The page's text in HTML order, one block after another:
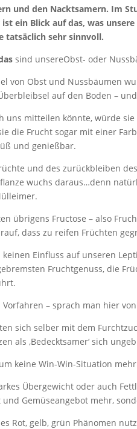
und den Nacktsamern. Im
ein Blick auf das, was
tatsäclich sehr sinnvoll.
sind unsereObst- oder
von Obst und Nussbäumen
auf den Boden –
uns mitteilen könnte, würde
die Frucht sogar mit einer
und genießbar.
und des zurückbleiben
wuchs daraus…denn
übrigens Fructose – also
dass zu reifen Früchten
keinen Einfluss auf unseren
Fruchtgenuss, die
– sprach man hier
sich selber mit dem
als ‚Bedecktsamer‘ sich
keine Win-Win-Situation
Übergewicht oder auch
Gemüseangebot mehr,
Rot, gelb, grün Phänomen